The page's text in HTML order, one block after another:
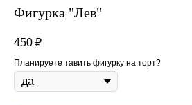
Фигурка "Лев"
450 ₽
Планируете тавить фигурку на торт?